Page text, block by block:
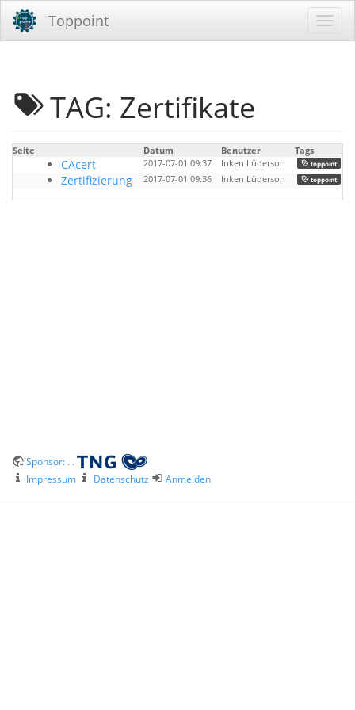
Toppoint
TAG: Zertifikate
Seite Datum Benutzer Tags
CAcert 2017-07-01 09:37 Inken Lüderson toppoint
Zertifizierung 2017-07-01 09:36 Inken Lüderson toppoint
Sponsor: . .
Impressum
Datenschutz Anmelden